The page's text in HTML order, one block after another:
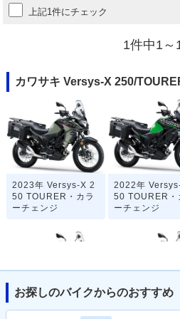
上記1件にチェック
1件中1～
カワサキ Versys-X 250/
2023年 Versys-X 2
50 TOURER・カラ
ーチェンジ
2022年
50 TOURER・
ーチェンジ
2019年 Versys-X 2
お探しのバイクからのおすすめ